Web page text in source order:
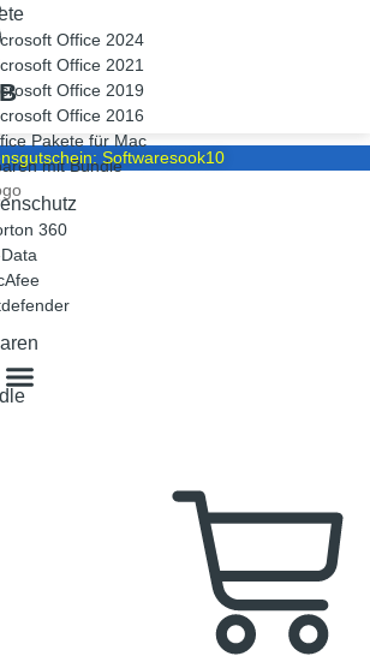
Office 2024
Office 2021
Office 2019
Office 2016
Pakete für Mac
mit Bundle
360
Softwaresook10